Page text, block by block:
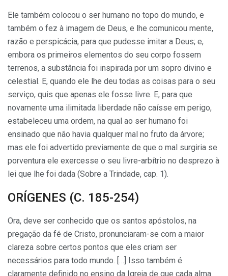
Ele também colocou o ser humano no topo do mundo, e
também o fez à imagem de Deus, e lhe comunicou mente,
razão e perspicácia, para que pudesse imitar a Deus; e,
embora os primeiros elementos do seu corpo fossem
terrenos, a substância foi inspirada por um sopro divino e
celestial. E, quando ele lhe deu todas as coisas para o seu
serviço, quis que apenas ele fosse livre. E, para que
novamente uma ilimitada liberdade não caísse em perigo,
estabeleceu uma ordem, na qual ao ser humano foi
ensinado que não havia qualquer mal no fruto da árvore;
mas ele foi advertido previamente de que o mal surgiria se
porventura ele exercesse o seu livre-arbítrio no desprezo à
lei que lhe foi dada (Sobre a Trindade, cap. 1).
ORÍGENES (C. 185-254)
Ora, deve ser conhecido que os santos apóstolos, na
pregação da fé de Cristo, pronunciaram-se com a maior
clareza sobre certos pontos que eles criam ser
necessários para todo mundo. […] Isso também é
claramente definido no ensino da Igreja de que cada alma